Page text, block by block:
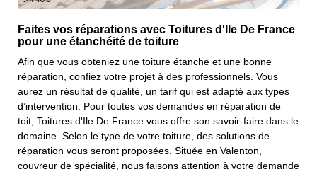
Faites vos réparations avec Toitures d'Ile De France
pour une étanchéité de toiture
Afin que vous obteniez une toiture étanche et une bonne
réparation, confiez votre projet à des professionnels. Vous
aurez un résultat de qualité, un tarif qui est adapté aux types
d’intervention. Pour toutes vos demandes en réparation de
toit, Toitures d'Ile De France vous offre son savoir-faire dans le
domaine. Selon le type de votre toiture, des solutions de
réparation vous seront proposées. Située en Valenton,
couvreur de spécialité, nous faisons attention à votre demande